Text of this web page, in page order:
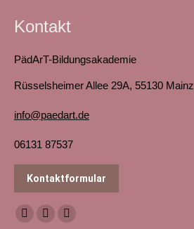
Kontakt
PädArT-Bildungsakademie
Rüsselsheimer Allee 29A, 55130 Mainz
info@paedart.de
06131 87537
Kontaktformular
Finden Sie uns auf:
Facebook
YouTubeInstagram